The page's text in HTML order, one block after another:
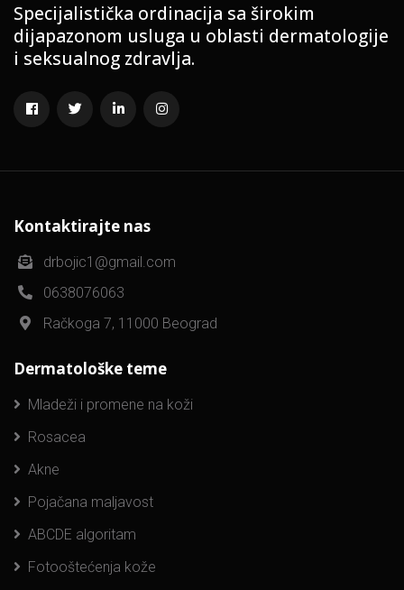
Specijalistička ordinacija sa širokim
dijapazonom usluga u oblasti dermatologije
i seksualnog zdravlja.
Kontaktirajte nas
drbojic1@gmail.com
0638076063
Račkoga 7, 11000 Beograd
Dermatološke teme
Mladeži i promene na koži
Rosacea
Akne
Pojačana maljavost
ABCDE algoritam
Fotooštećenja kože